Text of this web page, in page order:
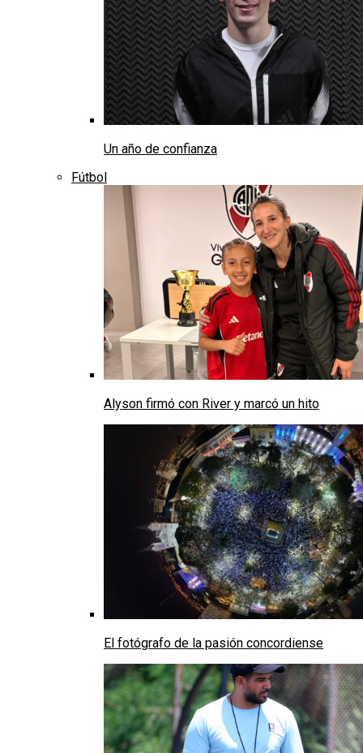
Un año de confianza
Fútbol
Alyson firmó con River y marcó un hito
El fotógrafo de la pasión concordiense